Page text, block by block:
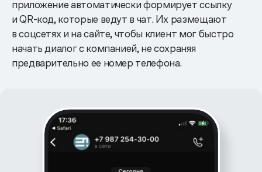
приложение автоматически формирует ссылку
и QR-код, которые ведут в чат. Их размещают
в соцсетях и на сайте, чтобы клиент мог быстро
начать диалог с компанией, не сохраняя
предварительно ее номер телефона.